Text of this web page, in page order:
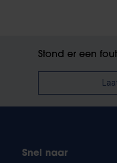
Stond er een
Snel naar